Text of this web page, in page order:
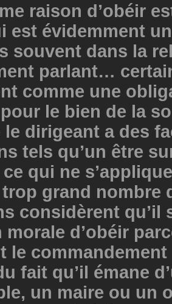
raison d’obéir
est évidemment
souvent dans la
parlant…
comme une
le bien de la
le dirigeant a des
tels qu’un être
qui ne
grand nombre
considèrent qu’il
d’obéir
le
fait qu’il émane
un maire ou un